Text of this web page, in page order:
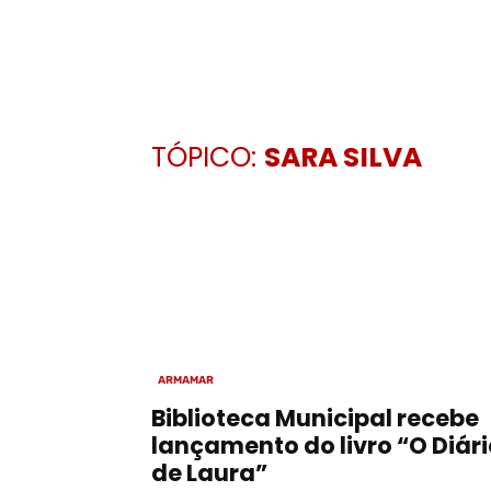
TÓPICO: SARA SILVA
ARMAMAR
Biblioteca Municipal recebe
lançamento do livro “O
de Laura”